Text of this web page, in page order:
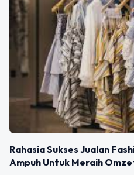
Rahasia Sukses Jualan
Ampuh Untuk Meraih